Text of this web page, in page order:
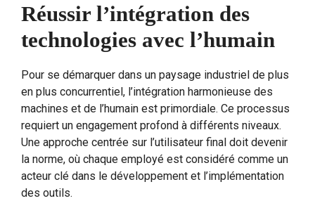
Réussir l’intégration des
technologies avec l’humain
Pour se démarquer dans un paysage industriel de plus
en plus concurrentiel, l’intégration harmonieuse des
machines et de l’humain est primordiale. Ce processus
requiert un engagement profond à différents niveaux.
Une approche centrée sur l’utilisateur final doit devenir
la norme, où chaque employé est considéré comme un
acteur clé dans le développement et l’implémentation
des outils.